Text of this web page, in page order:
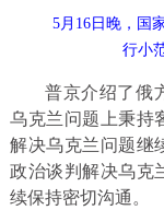
5月16日晚，国
行小
普京介绍了俄
乌克兰问题上秉持
解决乌克兰问题继
政治谈判解决乌克
续保持密切沟通。